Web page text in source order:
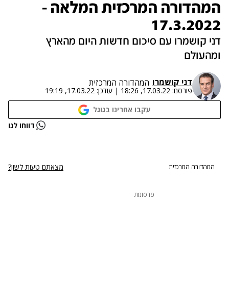
המהדורה המרכזית המלאה -
17.3.2022
דני קושמרו עם סיכום חדשות היום מהארץ
ומהעולם
דני קושמרו המהדורה המרכזית
פורסם: 17.03.22, 18:26
| עודכן: 17.03.22, 19:19
עקבו אחרינו בגוגל
נתקלנו בבעיה דווחו לנו
המהדורה המרכזית מצאתם טעות לשון?
פרסומת